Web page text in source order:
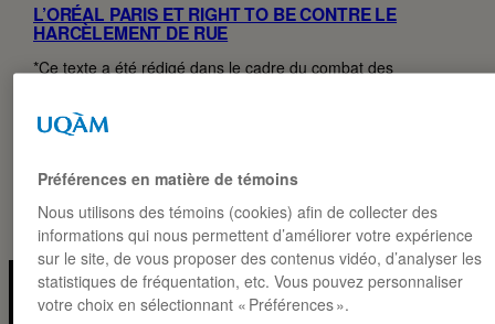
L’ORÉAL PARIS ET RIGHT TO BE CONTRE LE
HARCÈLEMENT DE RUE
*Ce texte a été rédigé dans le cadre du combat des
tel quel. La campagne Stand…
Préférences en matière de témoins
Nous utilisons des témoins (cookies) afin de collecter des
informations qui nous permettent d’améliorer votre expérience
sur le site, de vous proposer des contenus vidéo, d’analyser les
statistiques de fréquentation, etc. Vous pouvez personnaliser
votre choix en sélectionnant « Préférences ».